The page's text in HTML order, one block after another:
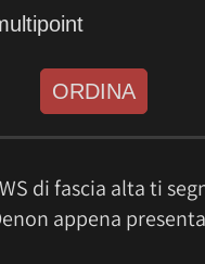
ORDINA
di fascia alta ti
appena